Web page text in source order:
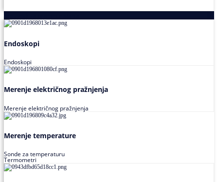
Endoskopi
Endoskopi
Merenje električnog pražnjenja
Merenje električnog pražnjenja
Merenje temperature
Sonde za temperaturu
Termometri